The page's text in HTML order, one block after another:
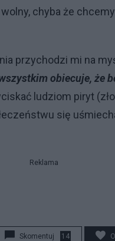
chyba że
przychodzi mi na
obiecuje, że
ludziom piryt
się
Reklama
Skomentuj 14